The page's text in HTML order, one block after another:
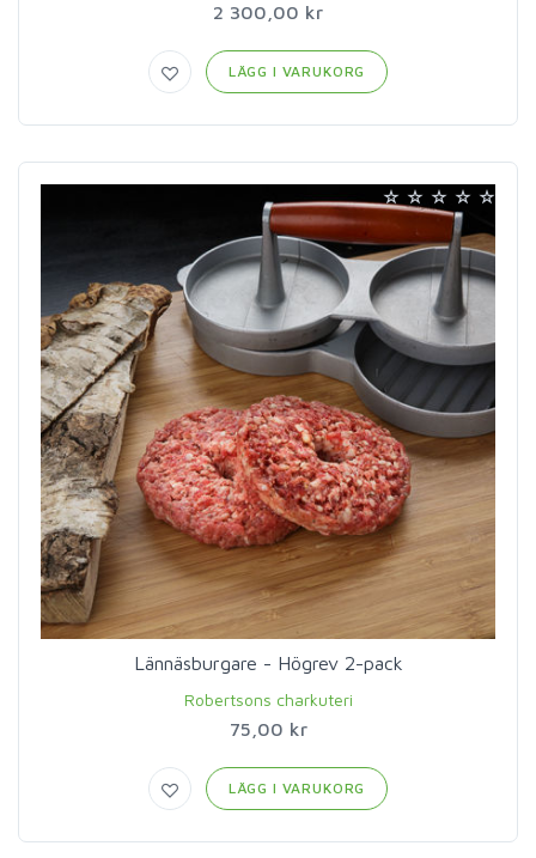
2 300,00 kr
LÄGG I VARUKORG
Lännäsburgare - Högrev 2-pack
Robertsons charkuteri
75,00 kr
LÄGG I VARUKORG